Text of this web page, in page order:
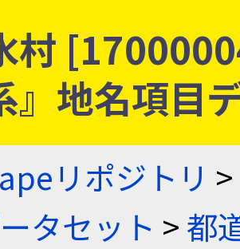
村
』地名項目
リポジトリ >
タセット >都